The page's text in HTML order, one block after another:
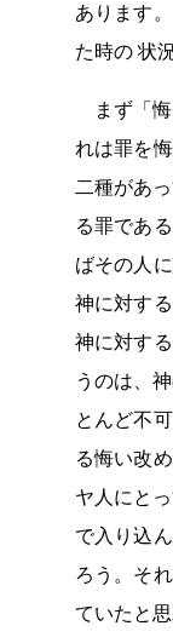
あります
た時の 状
まず「
れは罪を
二種があ
る罪であ
ばその人
神に対す
神に対す
うのは、
とんど不
る悔い改
ヤ人にと
で入り込
ろう。そ
ていたと思